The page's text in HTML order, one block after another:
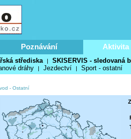
Poznávání Aktivita
střediska |
SKISERVIS - sledovaná
dráhy | Jezdectví | Sport - ostatní
- Ostatní